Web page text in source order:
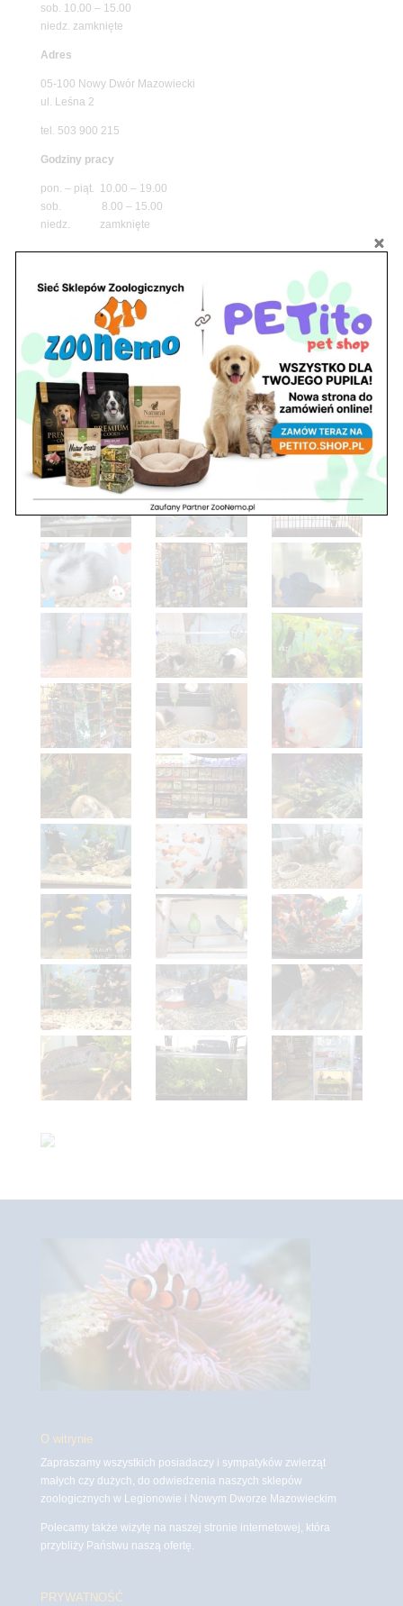
sob. 10.00 – 15.00
niedz. zamknięte
Adres
05-100 Nowy Dwór Mazowiecki
ul. Leśna 2
tel. 503 900 215
Godziny pracy
pon. – piąt. 10.00 – 19.00
sob. 8.00 – 15.00
niedz. zamknięte
O witrynie
Zapraszamy wszystkich posiadaczy i sympatyków zwierząt
małych czy dużych, do odwiedzenia naszych sklepów
zoologicznych w Legionowie i Nowym Dworze Mazowieckim
Polecamy także wizytę na naszej stronie internetowej, która
przybliży Państwu naszą ofertę.
PRYWATNOŚĆ